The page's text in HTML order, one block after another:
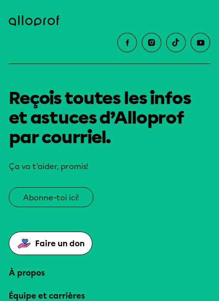
Reçois toutes les infos
et astuces d’Alloprof
par courriel.
Ça va t’aider, promis!
Abonne-toi ici!
Faire un don
À propos
Équipe et carrières